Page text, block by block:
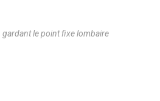
gardant le point fixe lombaire